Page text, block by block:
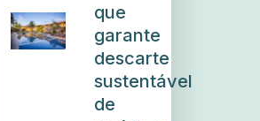
que
garante
descarte
sustentável
de